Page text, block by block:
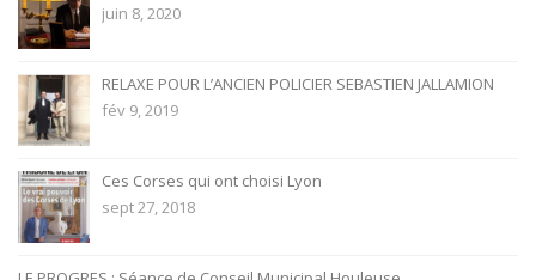
juin 8, 2020
RELAXE POUR L’ANCIEN POLICIER SEBASTIEN JALLAMION
fév 9, 2019
Ces Corses qui ont choisi Lyon
sept 27, 2018